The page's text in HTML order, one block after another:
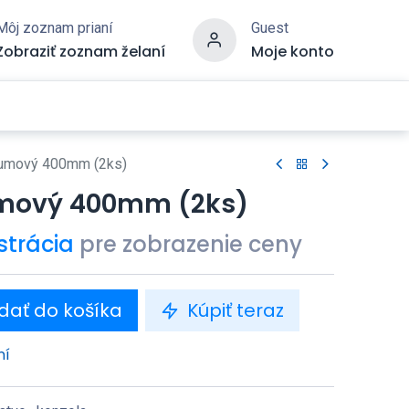
zoznam prianí
zoznam želaní
Guest
Moje konto
400mm (2ks)
400mm (2ks)
pre zobrazenie ceny
do košíka Kúpiť teraz